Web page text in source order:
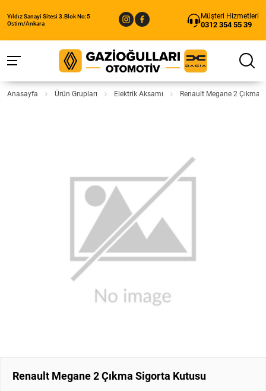
Yıldız Sanayi Sitesi 3.Blok No:5
Ostim/Ankara
Müşteri Hizmetleri
0312 354 55 39
Anasayfa Ürün Grupları Elektrik Aksamı Renault Megane 2 Çıkma
Renault Megane 2 Çıkma Sigorta Kutusu